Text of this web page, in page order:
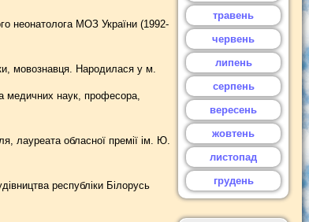
неонатолога МОЗ України (1992-
мовознавця. Народилася у м.
медичних наук, професора,
лауреата обласної премії ім. Ю.
республіки Білорусь
травень
червень
липень
серпень
вересень
жовтень
листопад
грудень